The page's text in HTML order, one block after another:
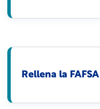
Rellena la FAFSA